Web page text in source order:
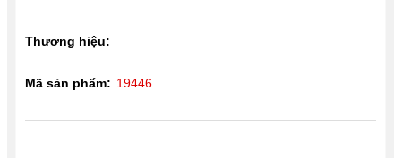
Thương hiệu:
Mã sản phẩm: 19446